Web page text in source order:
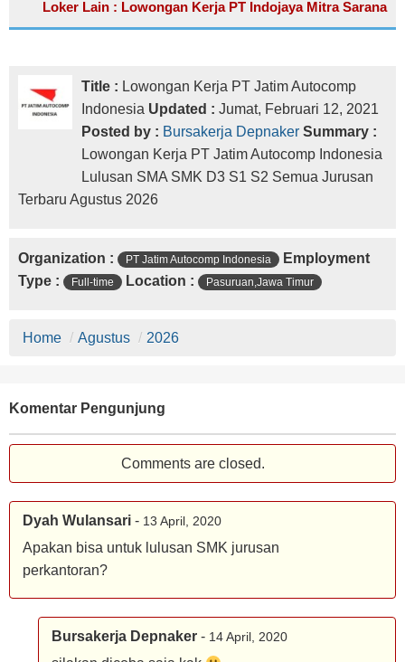
Loker Lain : Lowongan Kerja PT Indojaya Mitra Sarana
Title : Lowongan Kerja PT Jatim Autocomp
Indonesia Updated : Jumat, Februari 12, 2021
Posted by : Bursakerja Depnaker Summary :
Lowongan Kerja PT Jatim Autocomp Indonesia
Lulusan SMA SMK D3 S1 S2 Semua Jurusan
Terbaru Agustus 2026
Organization : PT Jatim Autocomp Indonesia
Employment
Type :
Full-time Location : Pasuruan,Jawa Timur
Home / Agustus / 2026
Komentar Pengunjung
Comments are closed.
Dyah Wulansari - 13 April, 2020
Apakan bisa untuk lulusan SMK jurusan
perkantoran?
Bursakerja Depnaker - 14 April, 2020